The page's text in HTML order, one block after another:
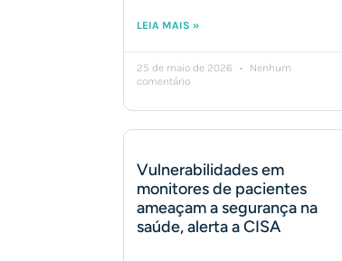
LEIA MAIS »
25 de maio de 2026
Nenhum
comentário
Vulnerabilidades em
monitores de pacientes
ameaçam a segurança na
saúde, alerta a CISA